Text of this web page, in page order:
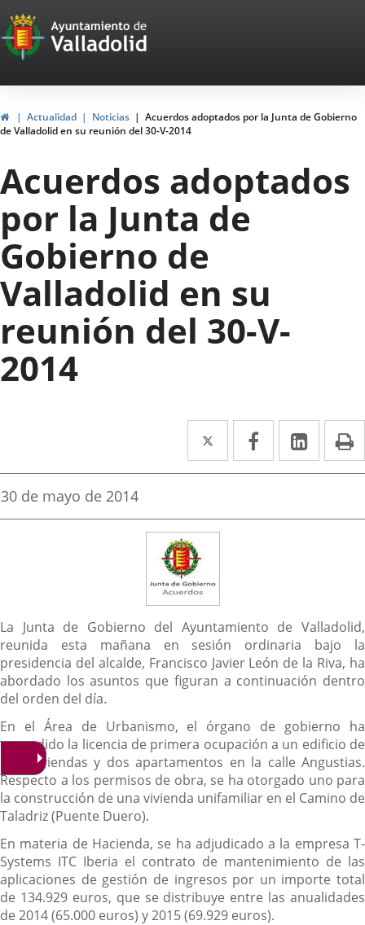
Portal
Web
del
Ayuntamiento
de
Valladolid
HomeActualidad Noticias
Acuerdos adoptados por la Junta de Gobierno
de Valladolid en su reunión del 30-V-2014
Acuerdos adoptados
por la Junta de
Gobierno de
Valladolid en su
reunión del 30-V-
2014
Twitter
Enlace
a
aplicación
Facebook
Enlace
a
aplicación
Enlace
a
Fecha
la
30 de mayo de 2014
Descripción
La Junta de Gobierno del Ayuntamiento de Valladolid,
reunida esta mañana en sesión ordinaria bajo la
presidencia del alcalde, Francisco Javier León de la Riva, ha
abordado los asuntos que figuran a continuación dentro
del orden del día.
En el Área de Urbanismo, el órgano de gobierno ha
concedido la licencia de primera ocupación a un edificio de
tres viviendas y dos apartamentos en la calle Angustias.
Respecto a los permisos de obra, se ha otorgado uno para
la construcción de una vivienda unifamiliar en el Camino de
Taladriz (Puente Duero).
En materia de Hacienda, se ha adjudicado a la empresa T-
Systems ITC Iberia el contrato de mantenimiento de las
aplicaciones de gestión de ingresos por un importe total
de 134.929 euros, que se distribuye entre las anualidades
de 2014 (65.000 euros) y 2015 (69.929 euros).